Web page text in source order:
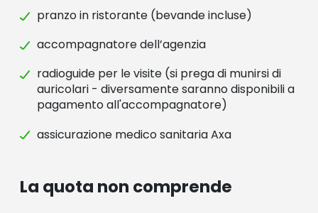
pranzo in ristorante (bevande incluse)
accompagnatore dell’agenzia
radioguide per le visite (si prega di munirsi di
auricolari - diversamente saranno disponibili a
pagamento all'accompagnatore)
assicurazione medico sanitaria Axa
La quota non comprende